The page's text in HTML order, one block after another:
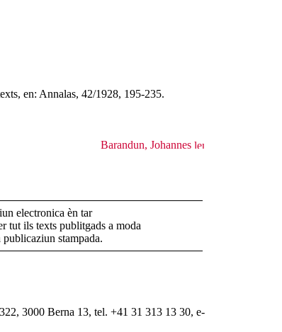
en: Annalas, 42/1928, 195-235.
Barandun, Johannes
electronica èn tar
tut ils texts publitgads a moda
publicaziun stampada.
3000 Berna 13, tel. +41 31 313 13 30, e-